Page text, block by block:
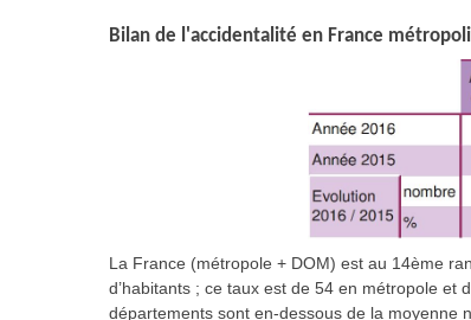
Bilan de l'accidentalité en France
La France (métropole + DOM) est au 14ème
d’habitants ; ce taux est de 54 en métropole
départements sont en-dessous de la moyenne